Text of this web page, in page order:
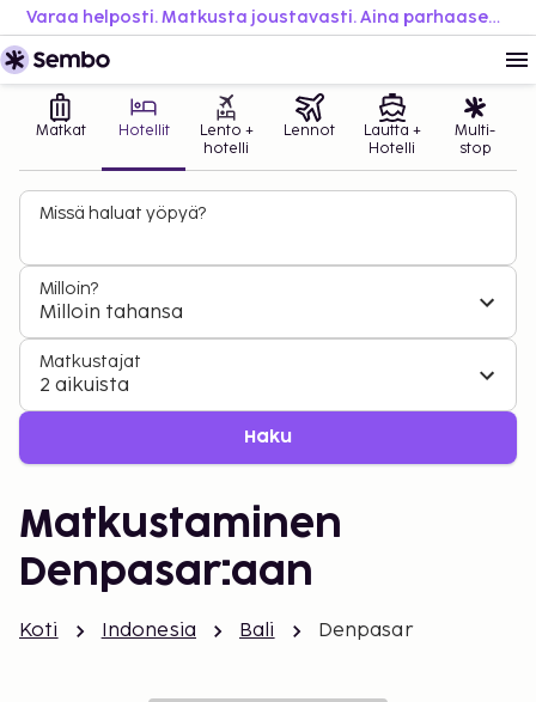
Varaa helposti. Matkusta joustavasti. Aina parhaaseen hintaan.
Matkat Hotellit
Lento +
hotelli
Lennot
Lautta +
Hotelli
Multi-
stop
Missä haluat yöpyä?
Milloin?
Milloin tahansa
Matkustajat
2 aikuista
Haku
Matkustaminen
Denpasar:aan
Koti Indonesia Bali Denpasar